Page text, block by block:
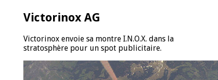
Victorinox AG
Victorinox envoie sa montre I.N.O.X. dans la
stratosphère pour un spot publicitaire.